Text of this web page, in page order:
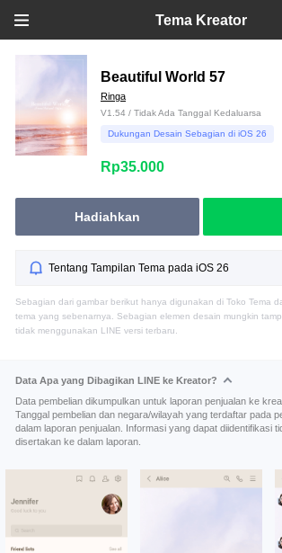
Tema Kreator
Beautiful World 57
Ringa
V1.54 / Tidak Ada Tanggal Kedaluarsa
Dukungan Desain Sebagian di iOS 26
Rp35.000
Hadiahkan
Tentang Tampilan Tema pada iOS 26
Sebagian dari gambar berikut hanya digunakan di Toko Tema
tema yang sebenarnya. Sebagian elemen desain mungkin
tidak menggunakan LINE versi terbaru.
Data Apa yang Dibagikan LINE ke Kreator?
Data pembelian dikumpulkan untuk laporan penjualan ke
Tanggal pembelian dan negara/wilayah yang terdaftar pada
dalam laporan penjualan. Informasi yang dapat diidentifikasi
disertakan ke dalam laporan.